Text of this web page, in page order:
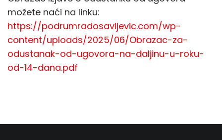
možete naći na linku:
https://podrumradosavljevic.com/wp-
content/uploads/2025/06/Obrazac-za-
odustanak-od-ugovora-na-daljinu-u-roku-
od-14-dana.pdf